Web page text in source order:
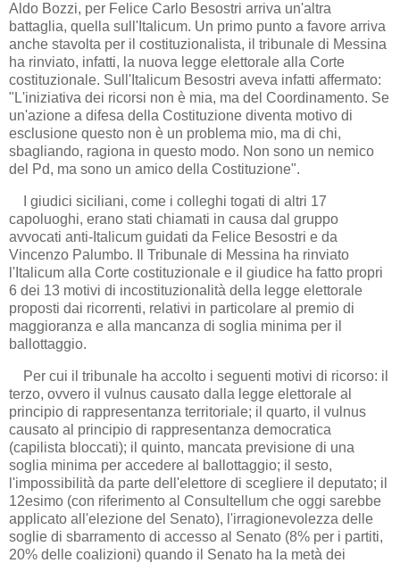
Aldo Bozzi, per Felice Carlo Besostri arriva un'altra
battaglia, quella sull'Italicum. Un primo punto a favore arriva
anche stavolta per il costituzionalista, il tribunale di Messina
ha rinviato, infatti, la nuova legge elettorale alla Corte
costituzionale. Sull'Italicum Besostri aveva infatti affermato:
"L'iniziativa dei ricorsi non è mia, ma del Coordinamento. Se
un'azione a difesa della Costituzione diventa motivo di
esclusione questo non è un problema mio, ma di chi,
sbagliando, ragiona in questo modo. Non sono un nemico
del Pd, ma sono un amico della Costituzione".
I giudici siciliani, come i colleghi togati di altri 17
capoluoghi, erano stati chiamati in causa dal gruppo
avvocati anti-Italicum guidati da Felice Besostri e da
Vincenzo Palumbo. Il Tribunale di Messina ha rinviato
l'Italicum alla Corte costituzionale e il giudice ha fatto propri
6 dei 13 motivi di incostituzionalità della legge elettorale
proposti dai ricorrenti, relativi in particolare al premio di
maggioranza e alla mancanza di soglia minima per il
ballottaggio.
Per cui il tribunale ha accolto i seguenti motivi di ricorso: il
terzo, ovvero il vulnus causato dalla legge elettorale al
principio di rappresentanza territoriale; il quarto, il vulnus
causato al principio di rappresentanza democratica
(capilista bloccati); il quinto, mancata previsione di una
soglia minima per accedere al ballottaggio; il sesto,
l'impossibilità da parte dell'elettore di scegliere il deputato; il
12esimo (con riferimento al Consultellum che oggi sarebbe
applicato all'elezione del Senato), l'irragionevolezza delle
soglie di sbarramento di accesso al Senato (8% per i partiti,
20% delle coalizioni) quando il Senato ha la metà dei